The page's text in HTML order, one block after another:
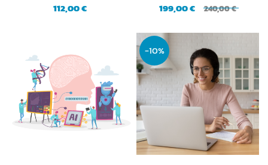
112,00 €
199,00 € 240,00 €
-10%